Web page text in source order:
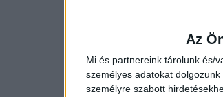
Az
Mi és partnereink tárolunk és/
személyes adatokat
személyre szabott